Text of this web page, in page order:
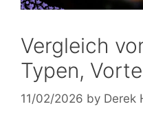
Vergleich
Typen,
11/02/2026 by Derek